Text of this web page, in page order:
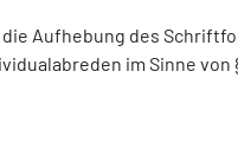
Aufhebung des
im Sinne von